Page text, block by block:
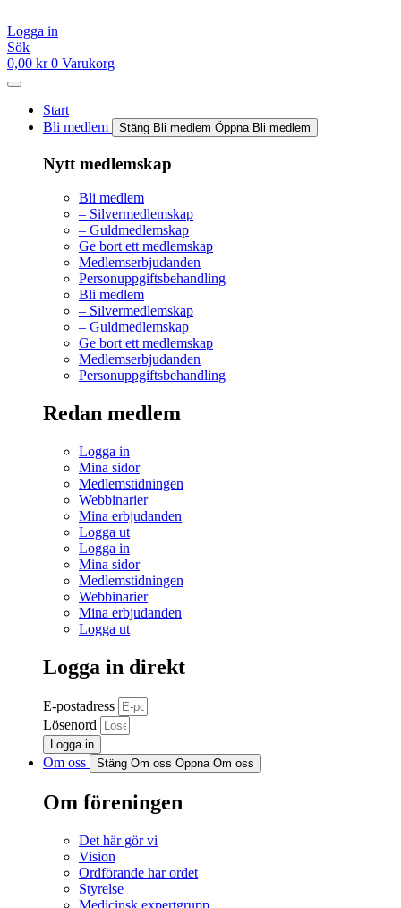
till
innehåll
Logga in
Sök
0,00 kr 0 Varukorg
Start
Bli medlem
Stäng Bli medlem Öppna Bli medlem
Nytt medlemskap
Bli medlem
– Silvermedlemskap
– Guldmedlemskap
Ge bort ett medlemskap
Medlemserbjudanden
Personuppgiftsbehandling
Bli medlem
– Silvermedlemskap
– Guldmedlemskap
Ge bort ett medlemskap
Medlemserbjudanden
Personuppgiftsbehandling
Redan medlem
Logga in
Mina sidor
Medlemstidningen
Webbinarier
Mina erbjudanden
Logga ut
Logga in
Mina sidor
Medlemstidningen
Webbinarier
Mina erbjudanden
Logga ut
Logga in direkt
E-postadress
Lösenord
Logga in
Om oss Stäng Om oss Öppna Om oss
Om föreningen
Det här gör vi
Vision
Ordförande har ordet
Styrelse
Medicinsk expertgrupp